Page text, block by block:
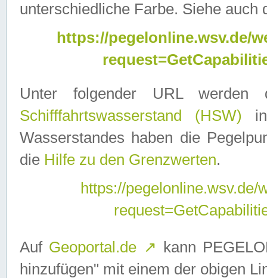
unterschiedliche Farbe. Siehe auch
https://pegelonline.wsv.de/
Unter folgender URL
Schifffahrtswasserstand (HSW)
Wasserstandes haben die
die Hilfe zu den Grenzwerten.
https://
Auf Geoportal.de ↗ kann
hinzufügen" mit einem der obigen